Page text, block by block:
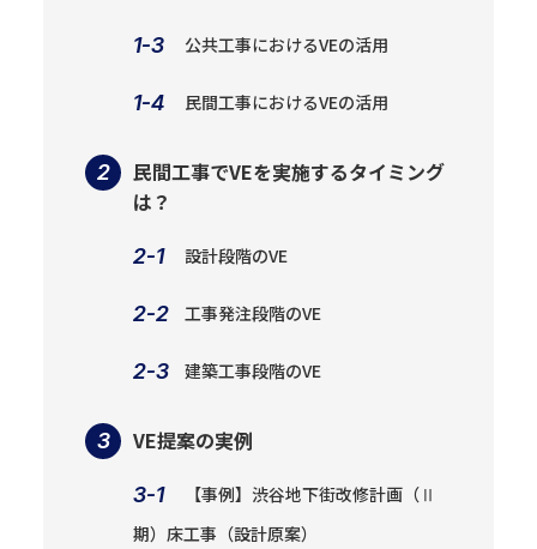
公共工事におけるVEの活用
民間工事におけるVEの活用
民間工事でVEを実施するタイミング
は？
設計段階のVE
工事発注段階のVE
建築工事段階のVE
VE提案の実例
【事例】渋谷地下街改修計画（Ⅱ
期）床工事（設計原案）